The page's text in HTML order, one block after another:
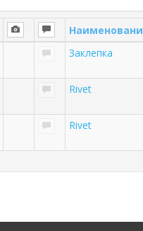
Заклепка
Rivet
Rivet